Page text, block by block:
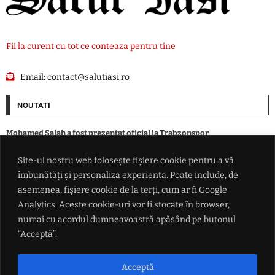
Site-ul nostru web folosește fișiere cookie pentru a vă
îmbunătăți și personaliza experiența. Poate include, de
asemenea, fișiere cookie de la terți, cum ar fi Google
Analytics. Aceste cookie-uri vor fi stocate în browser,
numai cu acordul dumneavoastră apăsând pe butonul
“Acceptă”.
Acceptă
Fii la curent cu tot ce conteaza pentru tine
Email:contact@salutiasi.ro
NOUTATI
Mohamed Salah a fost prezentat oficial la Trabzonspor
George Simion anunță ofensiva împotriva lui Nicușor Dan: 'Avem un
număr important de semnături pentru suspendarea președintelui'
'Amenințarea va continua să evolueze' – ONU trage un semnal de
alarmă: ISIS se adaptează noilor tehnologii și își extinde influența în
ciuda operațiunilor antiteroriste
LIVE TEXT – Război în Ucraina: SUA continuă discuțiile pentru a